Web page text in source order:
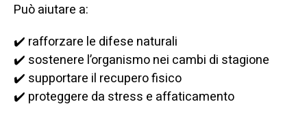
Può aiutare a:
✔️ rafforzare le difese naturali
✔️ sostenere l’organismo nei cambi di stagione
✔️ supportare il recupero fisico
✔️ proteggere da stress e affaticamento